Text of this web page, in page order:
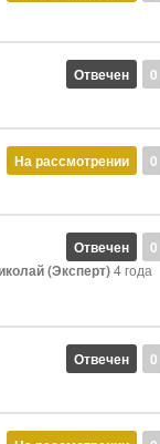
0
Отвечен
0
На рассмотрении
0
Отвечен
(Эксперт)4 года
0
Отвечен